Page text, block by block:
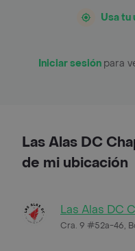
Usa tu
Iniciar sesión para
Las Alas DC
de mi ubicación
Las Alas DC
Cra. 9 #52a-46,